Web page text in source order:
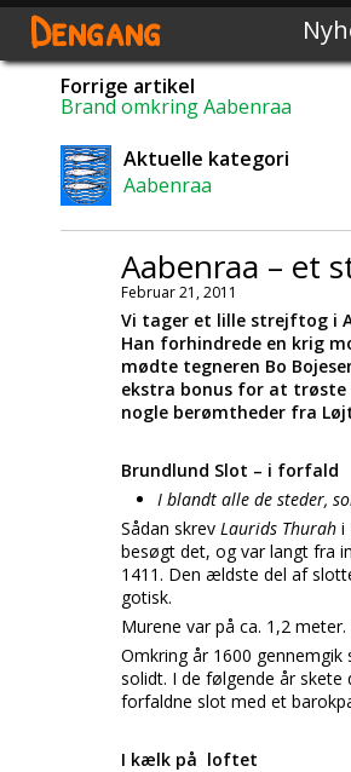
Dengang
Forrige artikel
Brand omkring Aabenraa
Aktuelle kategori
Aabenraa
Aabenraa – et
Februar 21, 2011
Vi tager et lille strejftog i
Han forhindrede en krig
mødte tegneren Bo
ekstra bonus for at trøste
nogle berømtheder fra
Brundlund Slot – i forfald
I blandt alle de steder,
Sådan skrev Laurids Thurah i
besøgt det, og var langt fra
1411. Den ældste del af
gotisk.
Murene var på ca. 1,2
Omkring år 1600
solidt. I de følgende år
forfaldne slot med et
I kælk på loftet